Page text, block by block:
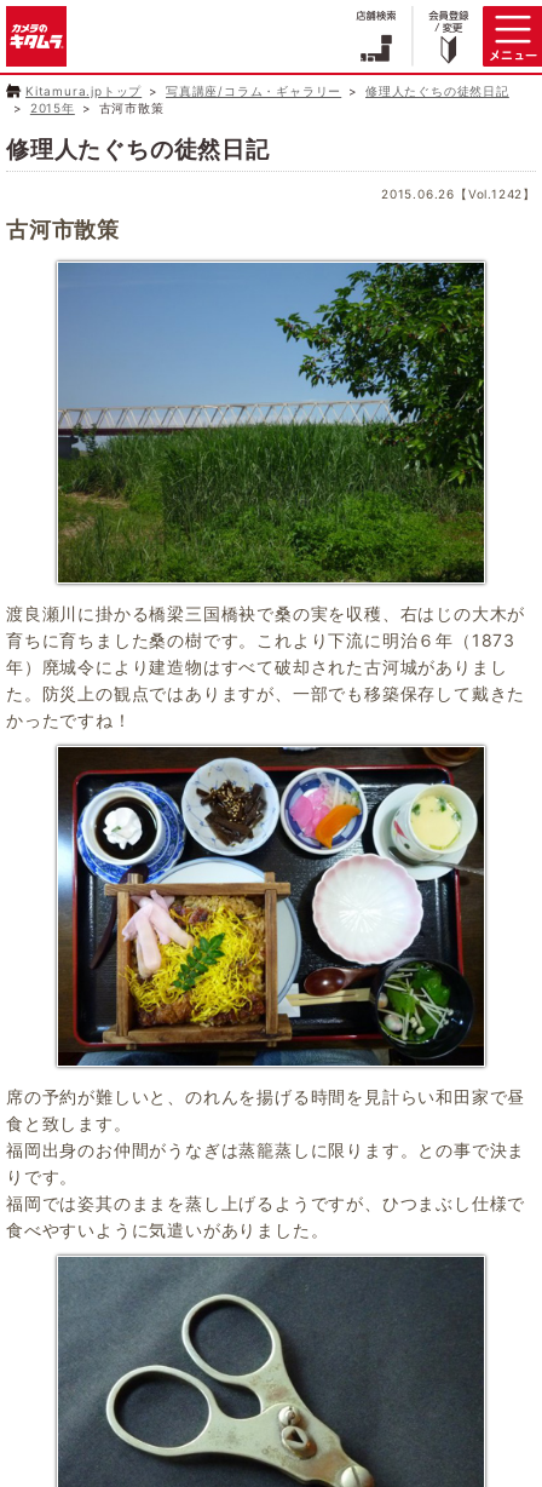
Kitamura.jpトップ 写真講座/コラム・ギャラリー
修理人たぐちの徒然日記
2015年
古河市散策
修理人たぐちの徒然日記
2015.06.26【Vol.1242】
古河市散策
渡良瀬川に掛かる橋梁三国橋袂で桑の実を収穫、右はじの大木が
育ちに育ちました桑の樹です。これより下流に明治６年（1873
年）廃城令により建造物はすべて破却された古河城がありまし
た。防災上の観点ではありますが、一部でも移築保存して戴きた
かったですね！
席の予約が難しいと、のれんを揚げる時間を見計らい和田家で昼
食と致します。
福岡出身のお仲間がうなぎは蒸籠蒸しに限ります。との事で決ま
りです。
福岡では姿其のままを蒸し上げるようですが、ひつまぶし仕様で
食べやすいように気遣いがありました。